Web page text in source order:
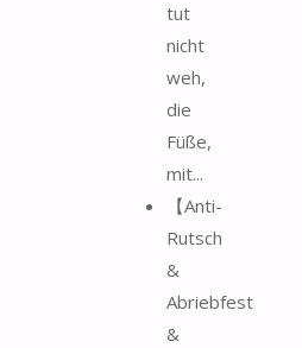
tut
nicht
weh,
die
Füße,
mit...
【Anti-
Rutsch
&
Abriebfest
&